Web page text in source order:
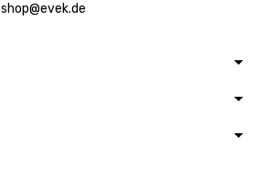
shop@evek.de